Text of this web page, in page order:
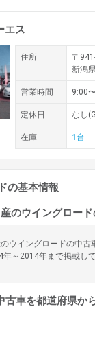
エス
住所
〒
新潟
営業時間 9:00
定休日 なし
在庫 1 台
の基本情報
のウイングロー
ウイングロードの中古
～2014年まで掲載し
古車を都道府県か